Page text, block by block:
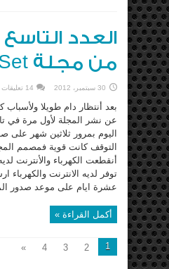
العدد
من مجلة NetworkSet
30 سبتمبر، 2012 14 تعليقات
بعد أنتظار دام طويلا ولأسباب
عن نشر المجلة لأول مرة في
اليوم بمرور ثلاثين شهر على
التوقف كانت قوية فمصمم
أنقطعت الكهرباء والأنترنت
توفر لديه الانترنت والكهرباء
عشرة ايام على موعد صدور
أكمل القراءة »
1
2
3
4
»